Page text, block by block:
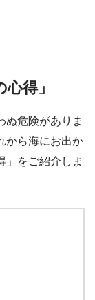
得」
ぬ危険がありま
から海にお出か
」をご紹介しま